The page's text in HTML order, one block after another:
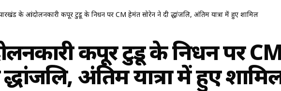
के आंदोलनकारी कपूर टुडू के निधन पर CM हेमंत सोरेन ने दी श्रद्धांजलि, अंतिम यात्रा में हुए शामिल
कपूर टुडू के निधन पर
अंतिम यात्रा में हुए